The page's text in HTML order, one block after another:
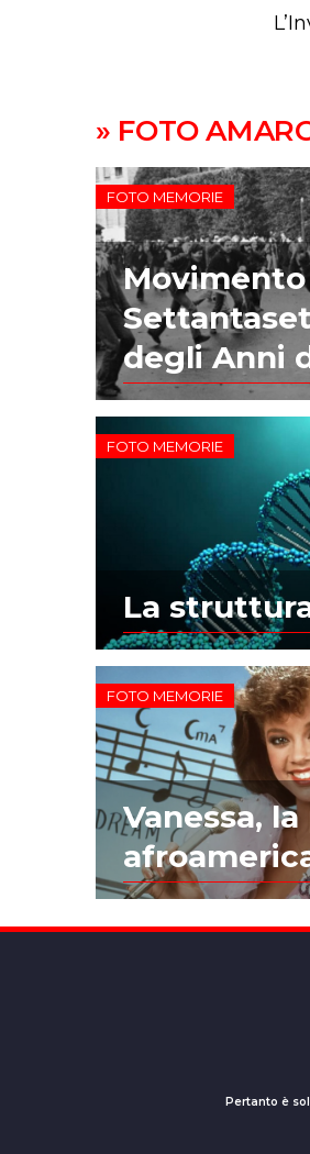
» FOTO
FOTO MEMORIE
degli Anni
FOTO MEMORIE
La
FOTO MEMORIE
Vanessa,
Pertanto è